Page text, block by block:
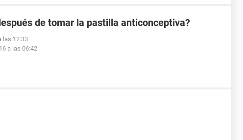
de tomar la pastilla anticonceptiva?
las 12:33
a las 06:42